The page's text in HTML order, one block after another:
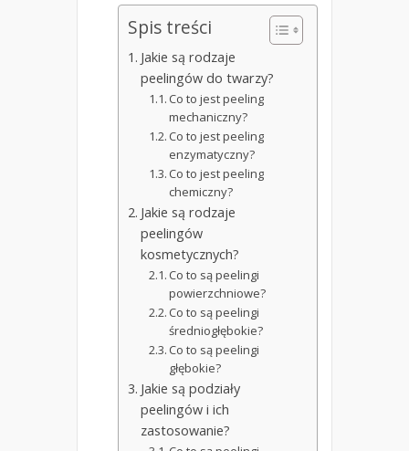
Spis treści
Jakie są rodzaje
peelingów do twarzy?
Co to jest peeling
mechaniczny?
Co to jest peeling
enzymatyczny?
Co to jest peeling
chemiczny?
Jakie są rodzaje
peelingów
kosmetycznych?
Co to są peelingi
powierzchniowe?
Co to są peelingi
średniogłębokie?
Co to są peelingi
głębokie?
Jakie są podziały
peelingów i ich
zastosowanie?